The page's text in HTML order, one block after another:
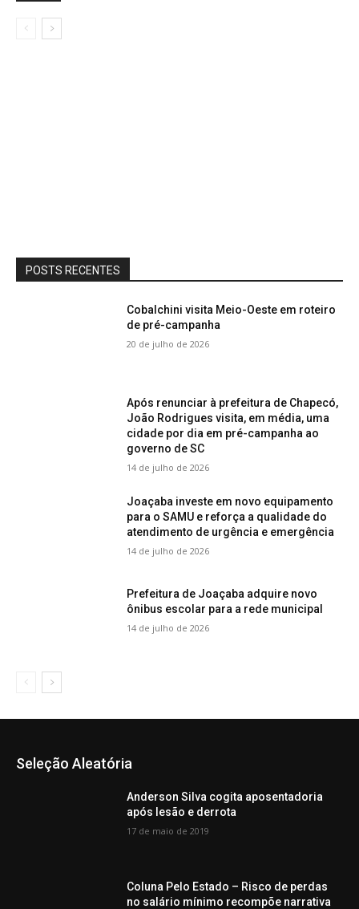
POSTS RECENTES
Cobalchini visita Meio-Oeste em roteiro
de pré-campanha
20 de julho de 2026
Após renunciar à prefeitura de Chapecó,
João Rodrigues visita, em média, uma
cidade por dia em pré-campanha ao
governo de SC
14 de julho de 2026
Joaçaba investe em novo equipamento
para o SAMU e reforça a qualidade do
atendimento de urgência e emergência
14 de julho de 2026
Prefeitura de Joaçaba adquire novo
ônibus escolar para a rede municipal
14 de julho de 2026
Seleção Aleatória
Anderson Silva cogita aposentadoria
após lesão e derrota
17 de maio de 2019
Coluna Pelo Estado – Risco de perdas
no salário mínimo recompõe narrativa